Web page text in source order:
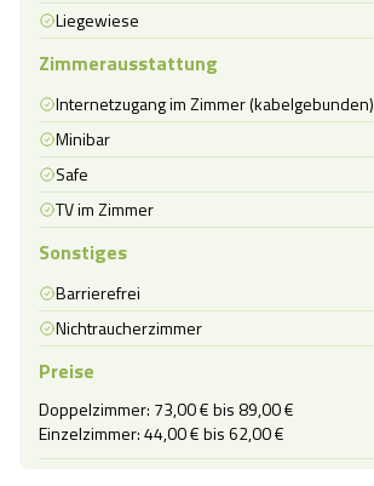
Liegewiese
Zimmerausstattung
Internetzugang im Zimmer (kabelgebunden)
Minibar
Safe
TV im Zimmer
Sonstiges
Barrierefrei
Nichtraucherzimmer
Preise
Doppelzimmer: 73,00 € bis 89,00 €
Einzelzimmer: 44,00 € bis 62,00 €